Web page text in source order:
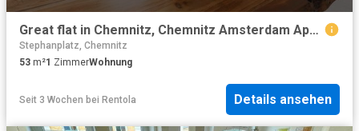
Great flat in Chemnitz, Chemnitz Amsterdam Apartments for Rent
Stephanplatz, Chemnitz
53 m²1 ZimmerWohnung
Seit 3 Wochen bei Rentola Details ansehen